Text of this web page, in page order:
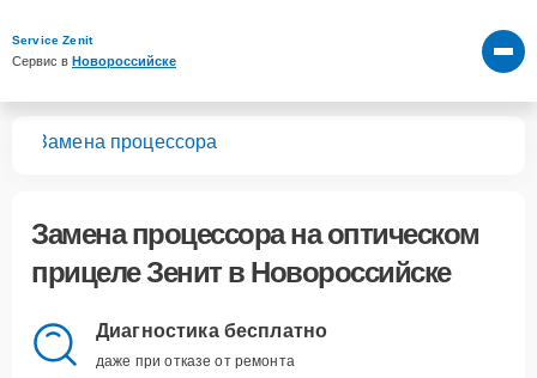
Service Zenit
Сервис в Новороссийске
Замена процессора
Замена процессорана оптическом
прицеле Зенит в Новороссийске
Диагностика бесплатно
даже при отказе от ремонта